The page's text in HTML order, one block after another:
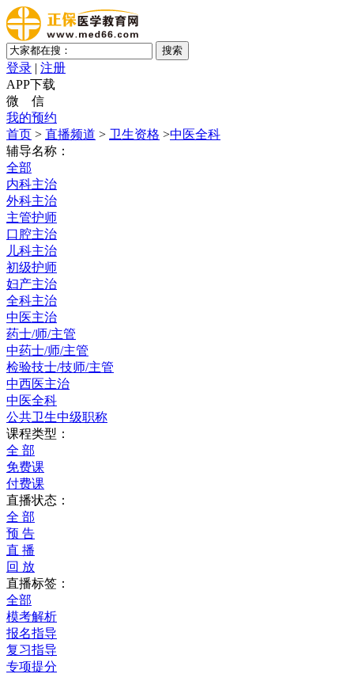
登录 | 注册
APP下载
微 信
我的预约
首页 > 直播频道 > 卫生资格 >中医全科
辅导名称：
全部
内科主治
外科主治
主管护师
口腔主治
儿科主治
初级护师
妇产主治
全科主治
中医主治
药士/师/主管
中药士/师/主管
检验技士/技师/主管
中西医主治
中医全科
公共卫生中级职称
课程类型：
全 部
免费课
付费课
直播状态：
全 部
预 告
直 播
回 放
直播标签：
全部
模考解析
报名指导
复习指导
专项提分